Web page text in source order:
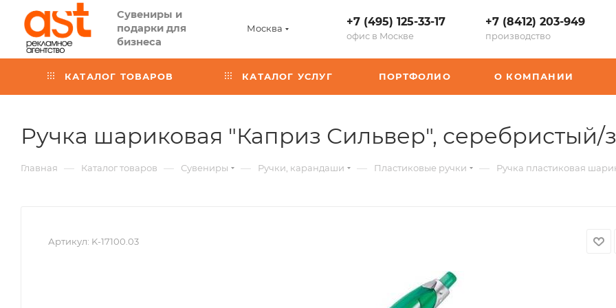
Сувениры и
подарки для
бизнеса
Москва +7 (495) 125-33-17
офис в Москве
+7 (8412) 203-949
производство
КАТАЛОГ ТОВАРОВ КАТАЛОГ УСЛУГ ПОРТФОЛИО О КОМПАНИИ
Ручка шариковая "Каприз Сильвер", серебристый/
Главная — Каталог товаров — Сувениры — Ручки, карандаши — Пластиковые ручки — Ручка пластиковая
Артикул: K-17100.03